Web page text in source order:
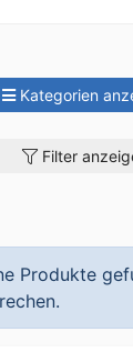
Kategorien
Filter
Produkte